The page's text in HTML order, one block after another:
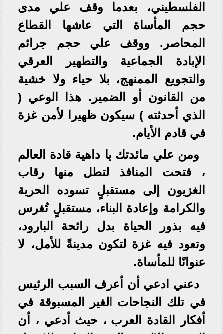
الفلسطيني، بعدما وقف علي مدى
حجم المأساة التي عاشها القطاع
المحاصر. ووقف علي حجم جرائم
الإبادة الجماعية والتطهير العرقي
والتجويع الممنهج، بلا حياء ولا خشية
من القانون أو الضمير. هذا الوعي (
الذي أحدثته ) سيكون ظهيرا لأمن غزة
في قادم الأيام.
ومن علي مائدتك يا داهية قادة العالم
، فتحت المنافذ لتطل منها رقاب
الغزيون إلى مستقبلٍ تسوده الحرية
والكرامة وإعادة البناء، مستقبلٍ تُغرس
فيه بذور الحياة بدل رائحة البارود،
وتعود فيه غزة لتكون مدينةً للأمل، لا
عنوانًا للمأساة.
دعني ادعي أن أعرف السبب الرئيس
في تلك النجاحات الغير المسبوقة في
أفكار القادة العرب ، حيث أدعي ، أن